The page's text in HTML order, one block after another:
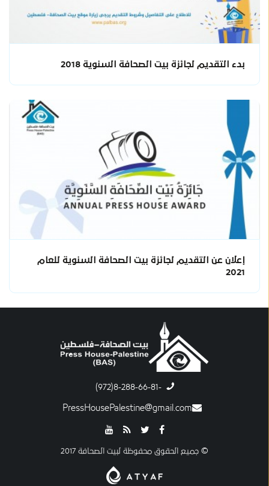
بدء التقديم لجائزة بيت الصحافة السنوية 2018
إعلان عن التقديم لجائزة بيت الصحافة السنوية للعام
2021
-8-288-66-81(972)
PressHousePalestine@gmail.com
© جميع الحقوق محفوظة لبيت الصحافة 2017